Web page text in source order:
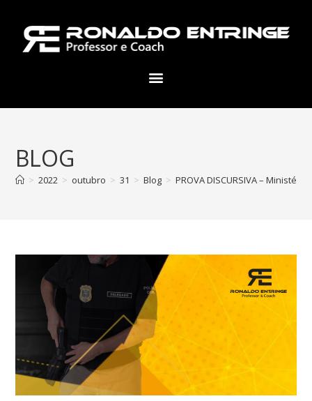
BLOG
> 2022 > outubro > 31 > Blog > PROVA DISCURSIVA –